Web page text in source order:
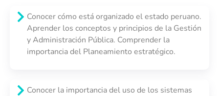
Conocer cómo está organizado el estado peruano.
Aprender los conceptos y principios de la Gestión
y Administración Pública. Comprender la
importancia del Planeamiento estratégico.
Conocer la importancia del uso de los sistemas